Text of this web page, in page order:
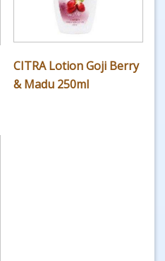
CITRA Lotion Goji Berry
& Madu 250ml